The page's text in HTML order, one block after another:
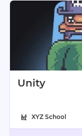
Unity
XYZ School